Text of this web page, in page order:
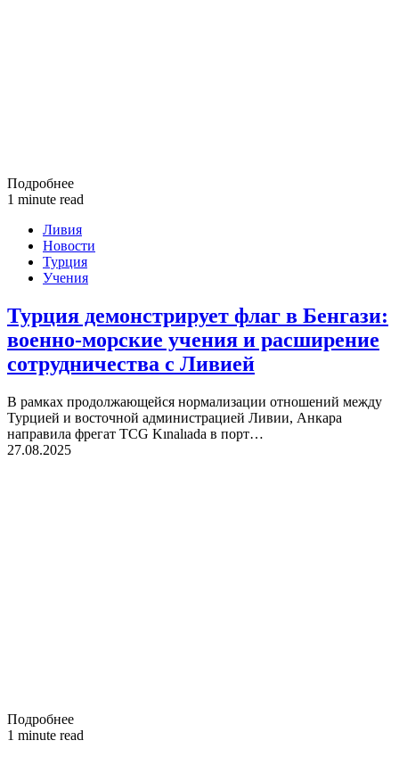
Подробнее
1 minute read
Ливия
Новости
Турция
Учения
Турция демонстрирует флаг в Бенгази:
военно-морские учения и расширение
сотрудничества с Ливией
В рамках продолжающейся нормализации отношений между
Турцией и восточной администрацией Ливии, Анкара
направила фрегат TCG Kınalıada в порт…
27.08.2025
Подробнее
1 minute read